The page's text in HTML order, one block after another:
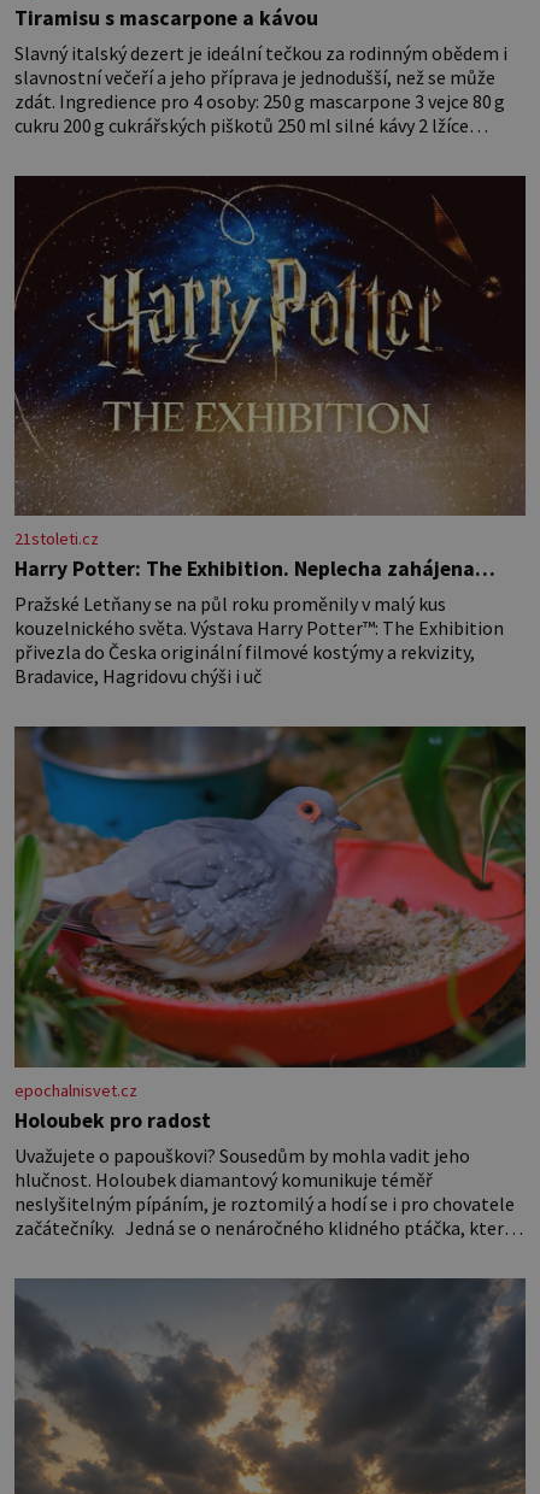
Tiramisu s mascarpone a kávou
Slavný italský dezert je ideální tečkou za rodinným obědem i
slavnostní večeří a jeho příprava je jednodušší, než se může
zdát. Ingredience pro 4 osoby: 250 g mascarpone 3 vejce 80 g
cukru 200 g cukrářských piškotů 250 ml silné kávy 2 lžíce
Žloutky vyšlehejte s cukrem do světlé pěny a postupně do nich
vmíchejte mascarpone, aby vznikl hladký
21stoleti.cz
Harry Potter: The Exhibition. Neplecha zahájena…
Pražské Letňany se na půl roku proměnily v malý kus
kouzelnického světa. Výstava Harry Potter™: The Exhibition
přivezla do Česka originální filmové kostýmy a rekvizity,
Bradavice, Hagridovu chýši i uč
epochalnisvet.cz
Holoubek pro radost
Uvažujete o papouškovi? Sousedům by mohla vadit jeho
hlučnost. Holoubek diamantový komunikuje téměř
neslyšitelným pípáním, je roztomilý a hodí se i pro chovatele
začátečníky. Jedná se o nenáročného klidného ptáčka, který
zbytky semínek Jeho domovinou je prakticky celá Austrálie s
výjimkou pobřežní oblasti.